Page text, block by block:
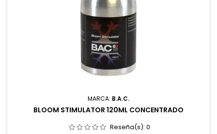
MARCA: B.A.C.
BLOOM STIMULATOR 120ML CONCENTRADO
Reseña(s): 0